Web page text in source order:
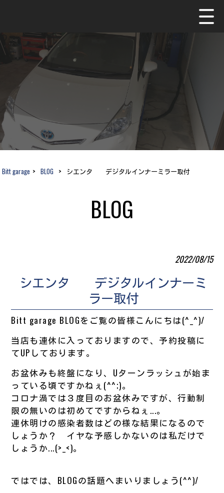
Bitt garage > BLOG > シエンタ デジタルインナーミラー取付
BLOG
2022/08/15
シエンタ デジタルインナーミ
ラー取付
Bitt garage BLOGをご覧の皆様こんにちは(^_^)/
当店も連休に入っておりますので、予約投稿に
てUPしております。
お盆休みも終盤になり、Uターンラッシュが始ま
っている頃ですかねぇ(^^;)。
コロナ渦では３度目のお盆休みですが、行動制
限の無いのは初めてですからねぇ...。
連休明けの感染者数はどの様な結果になるので
しょうか？ イヤな予感しかないのは私だけで
しょうか...(>_<)。
ではでは、BLOGの話題へまいりましょう(^^)/